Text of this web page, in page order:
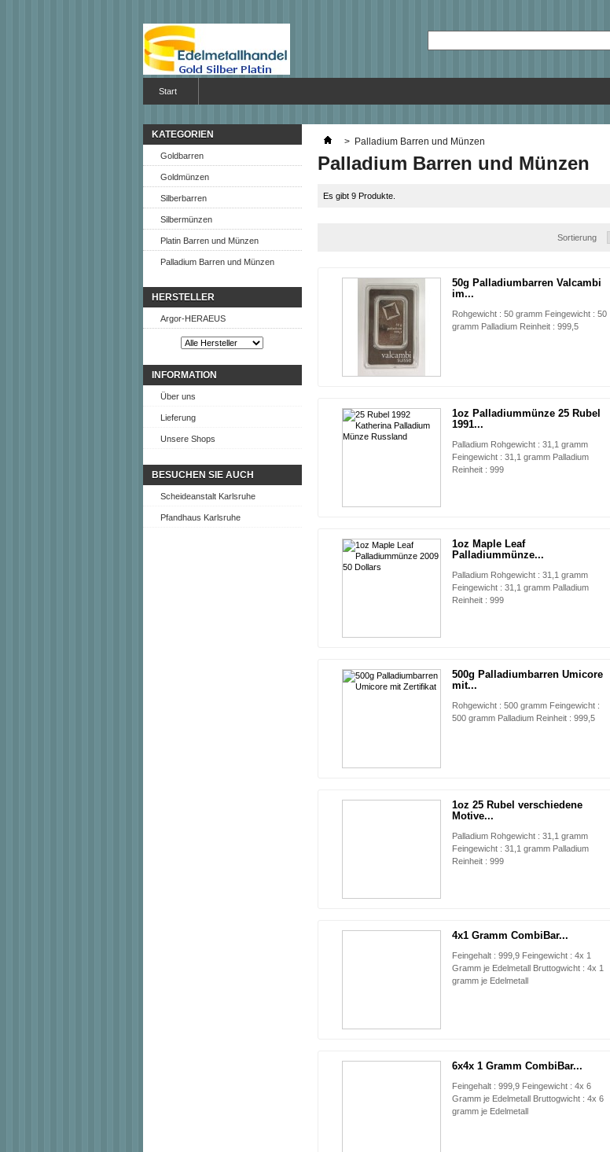
Start
KATEGORIEN
Goldbarren
Goldmünzen
Silberbarren
Silbermünzen
Platin Barren und Münzen
Palladium Barren und Münzen
HERSTELLER
Argor-HERAEUS
INFORMATION
Über uns
Lieferung
Unsere Shops
BESUCHEN SIE AUCH
Scheideanstalt Karlsruhe
Pfandhaus Karlsruhe
> Palladium Barren und Münzen
Palladium Barren und Münzen
Es gibt 9 Produkte.
Sortierung
50g Palladiumbarren Valcambi
im...
Rohgewicht : 50 gramm Feingewicht : 50
gramm Palladium Reinheit : 999,5
1oz Palladiummünze 25 Rubel
1991...
Palladium Rohgewicht : 31,1 gramm
Feingewicht : 31,1 gramm Palladium
Reinheit : 999
1oz Maple Leaf
Palladiummünze...
Palladium Rohgewicht : 31,1 gramm
Feingewicht : 31,1 gramm Palladium
Reinheit : 999
500g Palladiumbarren Umicore
mit...
Rohgewicht : 500 gramm Feingewicht :
500 gramm Palladium Reinheit : 999,5
1oz 25 Rubel verschiedene
Motive...
Palladium Rohgewicht : 31,1 gramm
Feingewicht : 31,1 gramm Palladium
Reinheit : 999
4x1 Gramm CombiBar...
Feingehalt : 999,9 Feingewicht : 4x 1
Gramm je Edelmetall Bruttogwicht : 4x 1
gramm je Edelmetall
6x4x 1 Gramm CombiBar...
Feingehalt : 999,9 Feingewicht : 4x 6
Gramm je Edelmetall Bruttogwicht : 4x 6
gramm je Edelmetall